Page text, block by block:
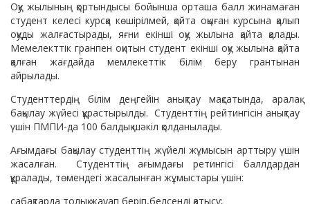
Оқу жылының қортындысы бойынша орташа балл жинамаған
студент келесі курсқа көшірілмей, қайта оқыған курсына қалып
оқуды жалғастырады, яғни екінші оқу жылына қайта қалады.
Мемелекттік гранпен оқитын студент екінші оқу жылына қайта
қалған жағдайда мемлекеттік білім беру грантынан
айрылады.
Студенттердің білім деңгейін анықтау мақсатында, аралақ
бақылау жүйесі құрастырылды. Студенттің рейтингісін анықтау
үшін ПМПИ-да 100 балдық шәкіл қолданылады.
Ағымдағы бақылау студенттің жүйелі жұмысын арттыру үшін
жасалған. Студенттің ағымдағы ретингісі баллдардан
құралады, төмендегі жасалынған жұмыстары үшін:
сабақтарда толық жауап беріп,белсенді қатысу;